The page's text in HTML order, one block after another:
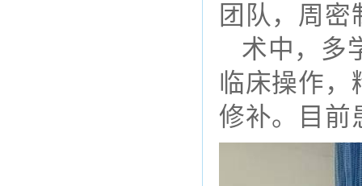
团队，周密
术中，多
临床操作，
修补。目前